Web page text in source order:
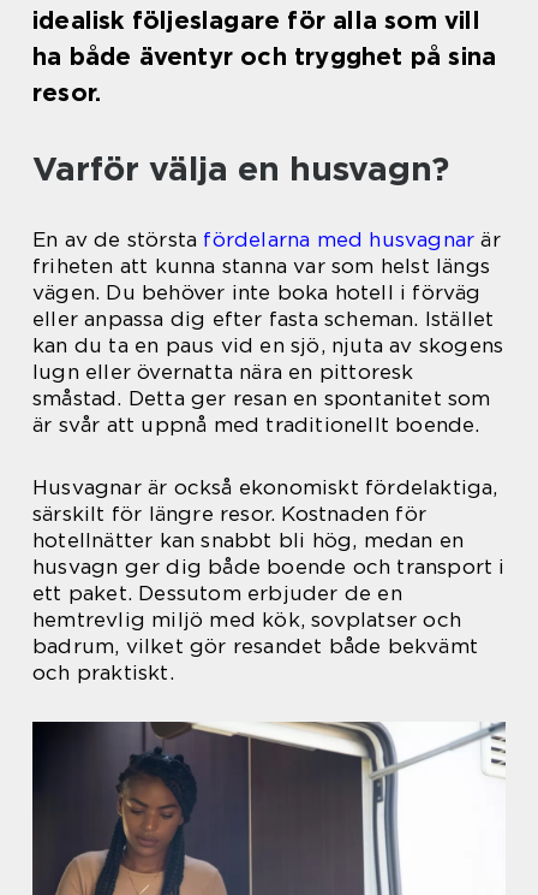
idealisk följeslagare för alla som vill
ha både äventyr och trygghet på sina
resor.
Varför välja en husvagn?
En av de största fördelarna med husvagnar är
friheten att kunna stanna var som helst längs
vägen. Du behöver inte boka hotell i förväg
eller anpassa dig efter fasta scheman. Istället
kan du ta en paus vid en sjö, njuta av skogens
lugn eller övernatta nära en pittoresk
småstad. Detta ger resan en spontanitet som
är svår att uppnå med traditionellt boende.
Husvagnar är också ekonomiskt fördelaktiga,
särskilt för längre resor. Kostnaden för
hotellnätter kan snabbt bli hög, medan en
husvagn ger dig både boende och transport i
ett paket. Dessutom erbjuder de en
hemtrevlig miljö med kök, sovplatser och
badrum, vilket gör resandet både bekvämt
och praktiskt.